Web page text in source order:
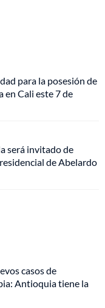
para la posesión de
en Cali este 7 de
será invitado de
de Abelardo
casos de
Antioquia tiene la